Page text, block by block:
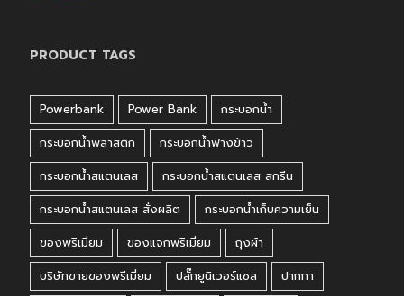
PRODUCT TAGS
Powerbank Power Bank
กระบอกน้ำ
กระบอกน้ำพลาสติก
กระบอกน้ำฟางข้าว
กระบอกน้ำสแตนเลส
กระบอกน้ำสแตนเลส สกรีน
กระบอกน้ำสแตนเลส สั่งผลิต
กระบอกน้ำเก็บความเย็น
ของพรีเมี่ยม
ของแจกพรีเมี่ยม
ถุงผ้า
บริษัทขายของพรีเมี่ยม
ปลั๊กยูนิเวอร์แซล
ปากกา